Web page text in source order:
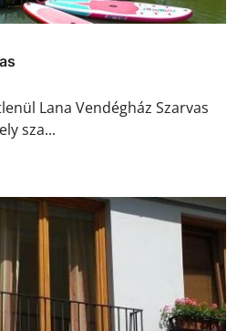
Lana Vendégház Szarvas
sza...